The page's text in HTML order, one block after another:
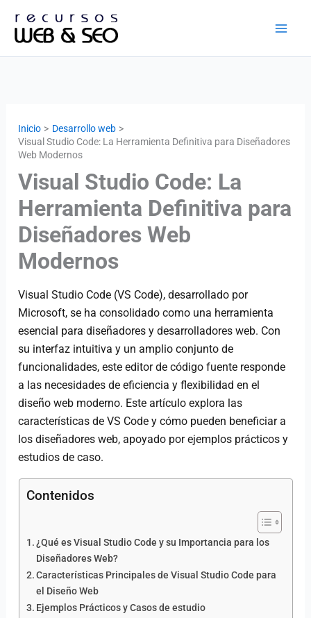
Inicio
Desarrollo web
Visual Studio Code: La Herramienta Definitiva para Diseñadores
Web Modernos
Visual Studio Code: La
Herramienta Definitiva para
Diseñadores Web
Modernos
Visual Studio Code (VS Code), desarrollado por
Microsoft, se ha consolidado como una herramienta
esencial para diseñadores y desarrolladores web. Con
su interfaz intuitiva y un amplio conjunto de
funcionalidades, este editor de código fuente responde
a las necesidades de eficiencia y flexibilidad en el
diseño web moderno. Este artículo explora las
características de VS Code y cómo pueden beneficiar a
los diseñadores web, apoyado por ejemplos prácticos y
estudios de caso.
Contenidos
¿Qué es Visual Studio Code y su Importancia para los
Diseñadores Web?
Características Principales de Visual Studio Code para
el Diseño Web
Ejemplos Prácticos y Casos de estudio